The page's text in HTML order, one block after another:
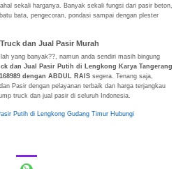
sekali harganya. Banyak sekali fungsi dari pasir beton,
bata, pengecoran, pondasi sampai dengan plester
dan Jual Pasir Murah
yang banyak??, namun anda sendiri masih bingung
dan Jual Pasir Putih di Lengkong Karya Tangerang
dengan ABDUL RAIS segera. Tenang saja,
Pasir dengan pelayanan terbaik dan harga terjangkau
truck dan jual pasir di seluruh Indonesia.
Putih di Lengkong Gudang Timur Hubungi